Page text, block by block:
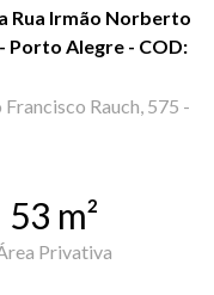
Rua Irmão Norberto
Porto Alegre - COD:
Rauch, 575 -
53 m²
Privativa